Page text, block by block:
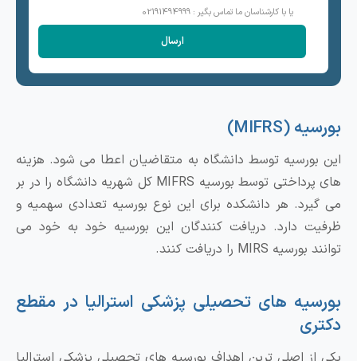
یا با کارشناسان ما تماس بگیر : 02191494999
بورسیه (MIFRS)
این بورسیه توسط دانشگاه به متقاضیان اعطا می شود. هزینه
های پرداختی توسط بورسیه MIFRS کل شهریه دانشگاه را در بر
می گیرد. هر دانشکده برای این نوع بورسیه تعدادی سهمیه و
ظرفیت دارد. دریافت کنندگان این بورسیه خود به خود می
توانند بورسیه MIRS را دریافت کنند.
بورسیه های تحصیلی پزشکی استرالیا در مقطع
دکتری